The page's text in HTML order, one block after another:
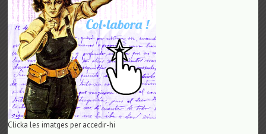
Clicka les imatges per accedir-hi